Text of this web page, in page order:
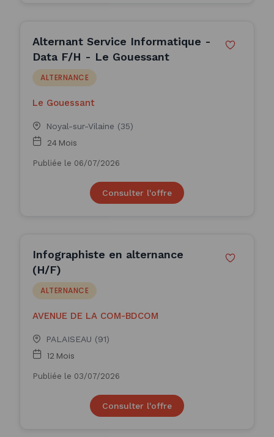
Alternant Service Informatique -
Data F/H - Le Gouessant
ALTERNANCE
Le Gouessant
Noyal-sur-Vilaine (35)
24 Mois
Publiée le 06/07/2026
Consulter l'offre
Infographiste en alternance
(H/F)
ALTERNANCE
AVENUE DE LA COM-BDCOM
PALAISEAU (91)
12 Mois
Publiée le 03/07/2026
Consulter l'offre